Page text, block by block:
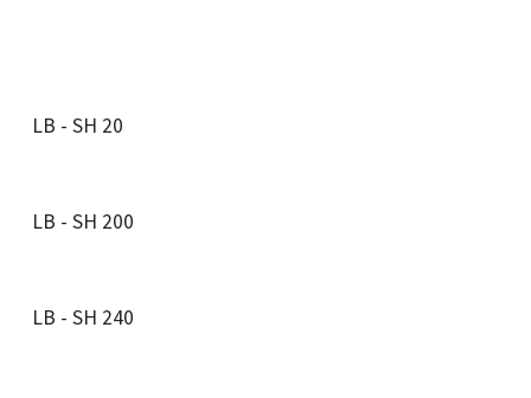
LB - SH 20
LB - SH 200
LB - SH 240